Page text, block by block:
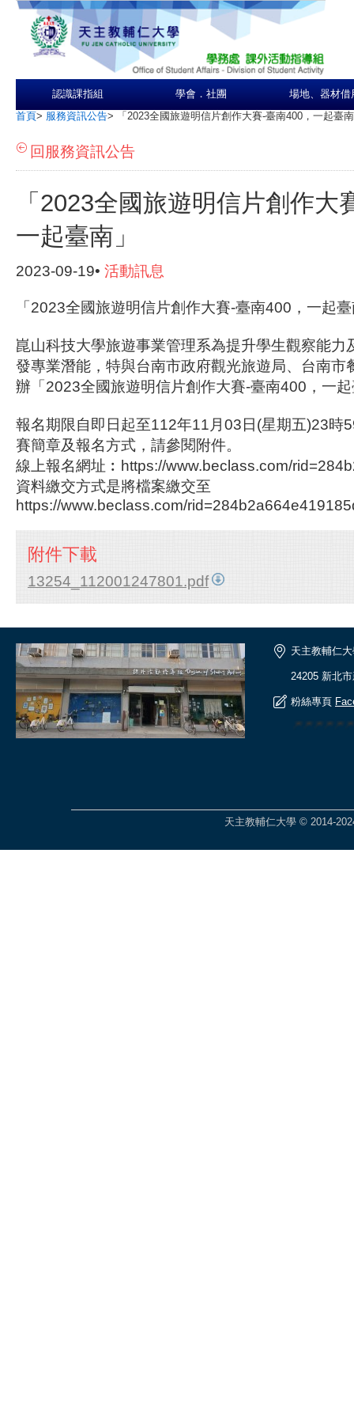
認識課指組 學會．社團 場地、器材借
首頁> 服務資訊公告> 「2023全國旅遊明信片創作大賽-臺南400，一起臺
回服務資訊公告
「2023全國旅遊明信片創作大
一起臺南」
2023-09-19• 活動訊息
「2023全國旅遊明信片創作大賽-臺南400，一起
崑山科技大學旅遊事業管理系為提升學生觀察能力
發專業潛能，特與台南市政府觀光旅遊局、台南市
辦「2023全國旅遊明信片創作大賽-臺南400，一
報名期限自即日起至112年11月03日(星期五)23時
賽簡章及報名方式，請參閱附件。
線上報名網址︰https://www.beclass.com/
資料繳交方式是將檔案繳交至
https://www.beclass.com/
附件下載
13254_112001247801.pdf
天主教輔仁
24205 新北
粉絲專頁
天主教輔仁大學 © 2014-